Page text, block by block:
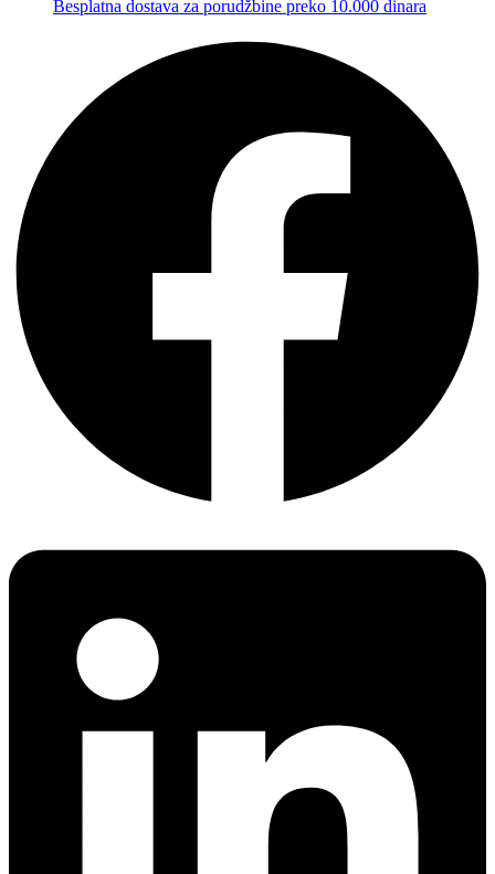
Besplatna dostava za porudžbine preko 10.000 dinara